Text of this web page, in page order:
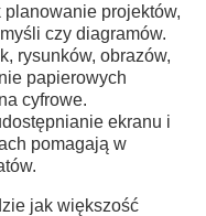
projektów,
czy diagramów.
rysunków, obrazów,
papierowych
cyfrowe.
ekranu i
pomagają w
jak większość